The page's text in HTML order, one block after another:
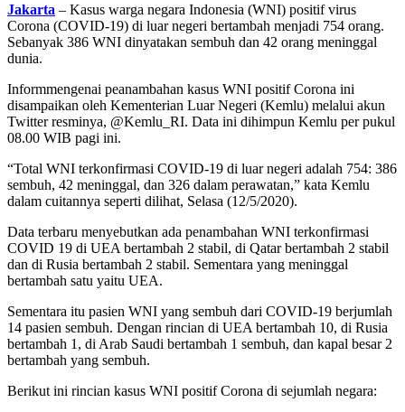
Jakarta – Kasus warga negara Indonesia (WNI) positif virus
Corona (COVID-19) di luar negeri bertambah menjadi 754 orang.
Sebanyak 386 WNI dinyatakan sembuh dan 42 orang meninggal
dunia.
Informmengenai peanambahan kasus WNI positif Corona ini
disampaikan oleh Kementerian Luar Negeri (Kemlu) melalui akun
Twitter resminya, @Kemlu_RI. Data ini dihimpun Kemlu per pukul
08.00 WIB pagi ini.
“Total WNI terkonfirmasi COVID-19 di luar negeri adalah 754: 386
sembuh, 42 meninggal, dan 326 dalam perawatan,” kata Kemlu
dalam cuitannya seperti dilihat, Selasa (12/5/2020).
Data terbaru menyebutkan ada penambahan WNI terkonfirmasi
COVID 19 di UEA bertambah 2 stabil, di Qatar bertambah 2 stabil
dan di Rusia bertambah 2 stabil. Sementara yang meninggal
bertambah satu yaitu UEA.
Sementara itu pasien WNI yang sembuh dari COVID-19 berjumlah
14 pasien sembuh. Dengan rincian di UEA bertambah 10, di Rusia
bertambah 1, di Arab Saudi bertambah 1 sembuh, dan kapal besar 2
bertambah yang sembuh.
Berikut ini rincian kasus WNI positif Corona di sejumlah negara: